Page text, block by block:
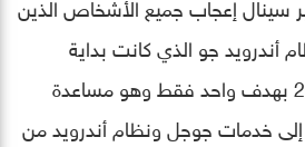
جو الذي كانت بداية
ظهوره تحديدًا عام 2017 بهدف واحد فقط وهو مساعدة
خدمات جوجل ونظام أندرويد من